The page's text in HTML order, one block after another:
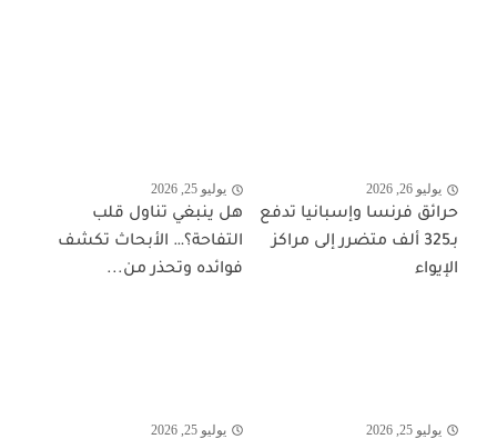
يوليو 26, 2026
حرائق فرنسا وإسبانيا تدفع
بـ325 ألف متضرر إلى مراكز
الإيواء
يوليو 25, 2026
هل ينبغي تناول قلب
التفاحة؟… الأبحاث تكشف
فوائده وتحذر من...
يوليو 25, 2026 يوليو 25, 2026